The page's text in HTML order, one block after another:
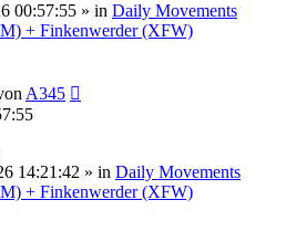
00:57:55 » in Daily Movements
+ Finkenwerder (XFW)
A345
14:21:42 » in Daily Movements
+ Finkenwerder (XFW)